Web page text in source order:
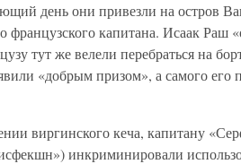
день они привезли на остров
французского капитана. Исаак Раш
тут же велели перебраться на
«добрым призом», а самого его
виргинского кеча, капитану
инкриминировали